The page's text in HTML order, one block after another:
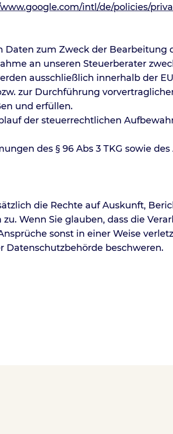
intl/de/policies/
zum Zweck der Bearbeitung
an unseren Steuerberater
ausschließlich innerhalb der
zur Durchführung
und erfüllen.
der steuerrechtlichen
des § 96 Abs 3 TKG sowie
die Rechte auf Auskunft,
Wenn Sie glauben, dass die
sonst in einer Weise
Datenschutzbehörde beschweren.